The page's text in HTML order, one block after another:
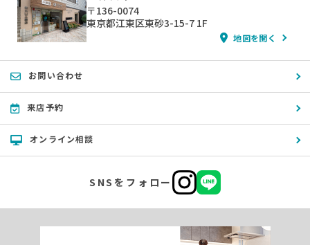
〒136-0074
東京都江東区東砂3-15-7 1F
地図を開く
お問い合わせ
来店予約
オンライン相談
SNSをフォロー